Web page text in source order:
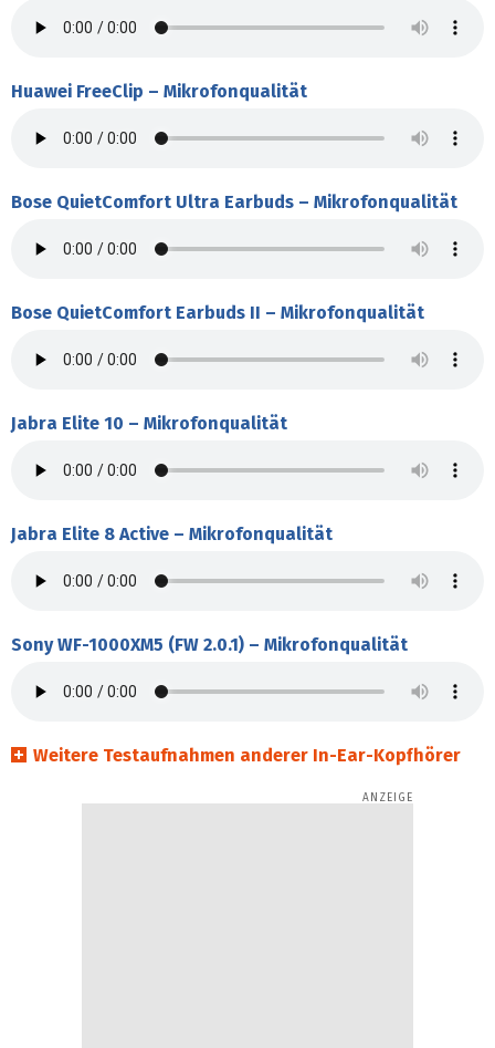
Huawei FreeClip – Mikrofonqualität
Bose QuietComfort Ultra Earbuds – Mikrofonqualität
Bose QuietComfort Earbuds II – Mikrofonqualität
Jabra Elite 10 – Mikrofonqualität
Jabra Elite 8 Active – Mikrofonqualität
Sony WF-1000XM5 (FW 2.0.1) – Mikrofonqualität
Weitere Testaufnahmen anderer In-Ear-Kopfhörer